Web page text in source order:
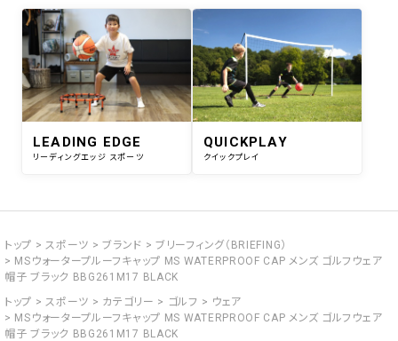
LEADING EDGE
リーディングエッジ スポーツ
QUICKPLAY
クイックプレイ
トップ スポーツ ブランド
ブリーフィング（BRIEFING）
MSウォータープルーフキャップ MS WATERPROOF CAP メンズ ゴルフウェア
帽子 ブラック BBG261M17 BLACK
トップ
スポーツ カテゴリー ゴルフ
ウェア
MSウォータープルーフキャップ MS WATERPROOF CAP メンズ ゴルフウェア
帽子 ブラック BBG261M17 BLACK